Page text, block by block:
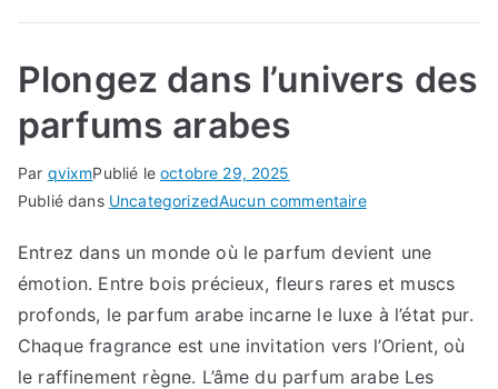
Plongez dans l’univers des
parfums arabes
Par qvixmPublié leoctobre 29, 2025
Publié dans UncategorizedAucun commentairesur
dans
l’univers
des
parfums
arabes
Entrez dans un monde où le parfum devient une
émotion. Entre bois précieux, fleurs rares et muscs
profonds, le parfum arabe incarne le luxe à l’état pur.
Chaque fragrance est une invitation vers l’Orient, où
le raffinement règne. L’âme du parfum arabe Les